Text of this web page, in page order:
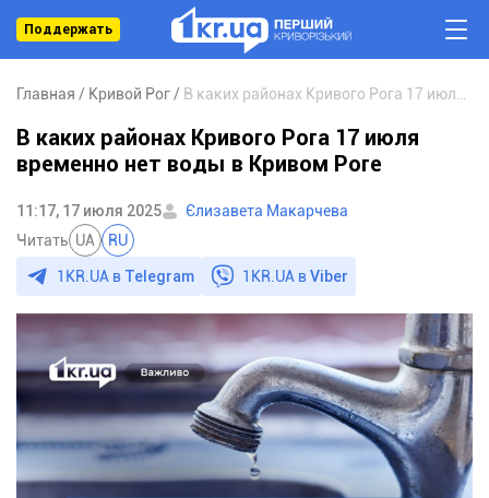
Поддержать
Главная Кривой Рог
В каких районах Кривого Рога 17 июля
временно нет воды в Кривом Роге
11:17, 17 июля 2025
Єлизавета Макарчева
Читать UA RU
1KR.UA в Telegram 1KR.UA вViber